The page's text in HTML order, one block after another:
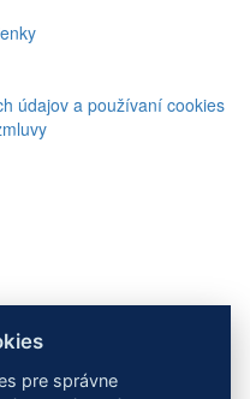
údajov a používaní cookies
pre správne